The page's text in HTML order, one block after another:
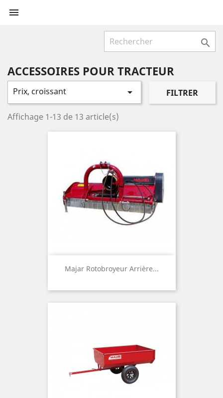


ACCESSOIRES POUR TRACTEUR
Prix, croissant  FILTRER
Affichage 1-13 de 13 article(s)
Majar Rotobroyeur Arrière...